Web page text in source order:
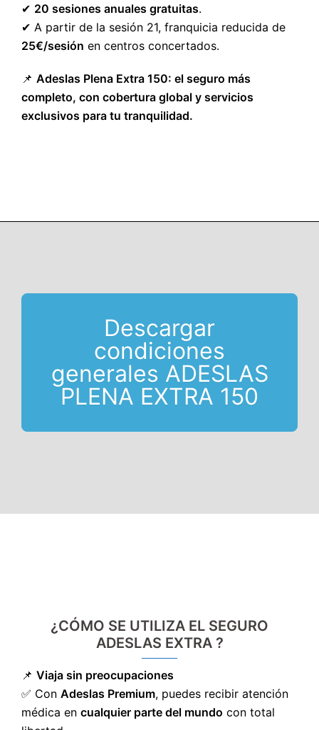
✔ 20 sesiones anuales gratuitas.
✔ A partir de la sesión 21, franquicia reducida de
25€/sesión en centros concertados.
📌 Adeslas Plena Extra 150: el seguro más
completo, con cobertura global y servicios
exclusivos para tu tranquilidad.
Descargar
condiciones
generales ADESLAS
PLENA EXTRA 150
¿CÓMO SE UTILIZA EL SEGURO
ADESLAS EXTRA ?
📌 Viaja sin preocupaciones
✅ Con Adeslas Premium, puedes recibir atención
médica en cualquier parte del mundo con total